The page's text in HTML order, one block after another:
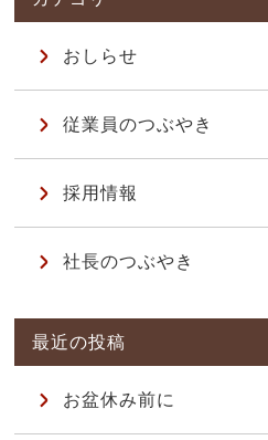
おしらせ
従業員のつぶやき
採用情報
社長のつぶやき
お盆休み前に